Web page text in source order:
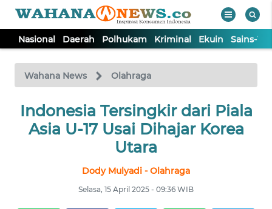
Nasional Daerah Polhukam Kriminal Ekuin Sains-
Wahana News Olahraga
Indonesia Tersingkir dari Piala
Asia U-17 Usai Dihajar Korea
Utara
Dody Mulyadi - Olahraga
Selasa, 15 April 2025 - 09:36 WIB
TV
Tutup
NASIONAL